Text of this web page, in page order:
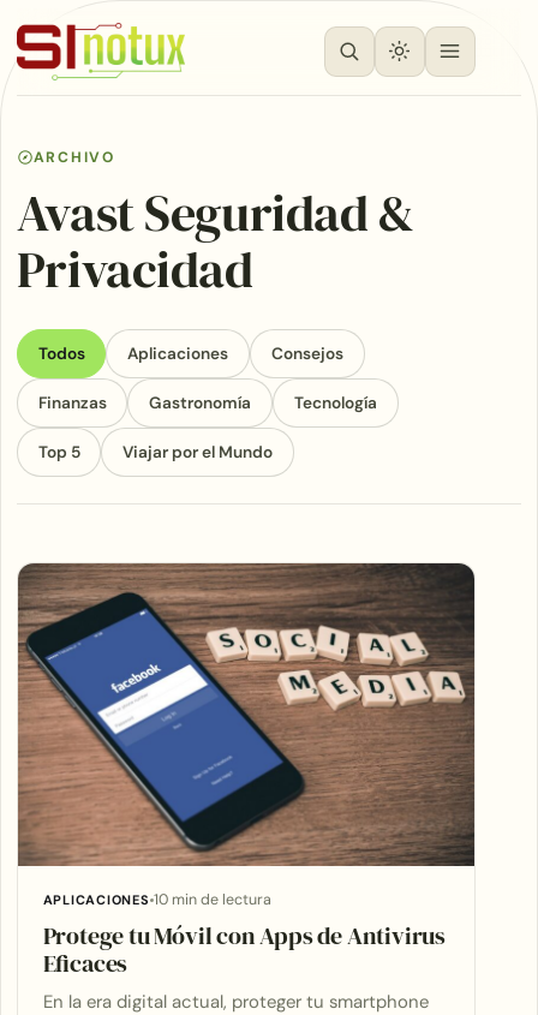
ARCHIVO
Avast Seguridad &
Privacidad
Todos Aplicaciones Consejos
Finanzas Gastronomía Tecnología
Top 5 Viajar por el Mundo
Articles
APLICACIONES 10 min de lectura
Protege tu Móvil con Apps de Antivirus
Eficaces
En la era digital actual, proteger tu smartphone